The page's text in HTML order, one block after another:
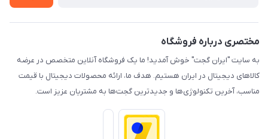
مختصری درباره فروشگاه
به سایت "ایران گجت" خوش آمدید! ما یک فروشگاه آنلاین متخصص در عرضه
کالاهای دیجیتال در ایران هستیم. هدف ما، ارائه محصولات دیجیتال با قیمت
مناسب، آخرین تکنولوژی‌ها و جدیدترین گجت‌ها به مشتریان عزیز است.